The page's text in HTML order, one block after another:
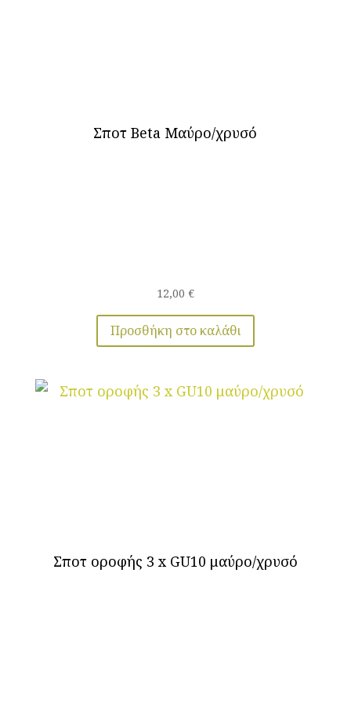
Σποτ Beta Μαύρο/χρυσό
12,00 €
Προσθήκη στο καλάθι
Σποτ οροφής 3 x GU10 μαύρο/χρυσό